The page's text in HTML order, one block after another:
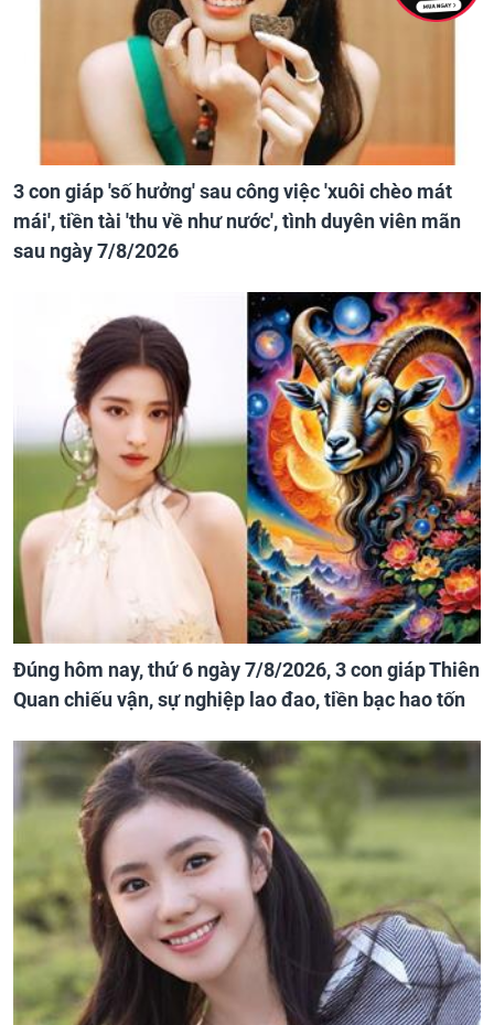
3 con giáp 'số hưởng' sau công việc 'xuôi chèo mát
mái', tiền tài 'thu về như nước', tình duyên viên mãn
sau ngày 7/8/2026
Đúng hôm nay, thứ 6 ngày 7/8/2026, 3 con giáp Thiên
Quan chiếu vận, sự nghiệp lao đao, tiền bạc hao tốn